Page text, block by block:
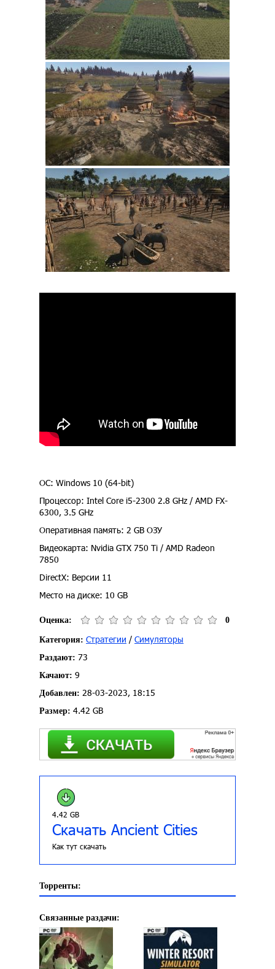
ОС: Windows 10 (64-bit)
Процессор: Intel Core i5-2300 2.8 GHz / AMD FX-
6300, 3.5 GHz
Оперативная память: 2 GB ОЗУ
Видеокарта: Nvidia GTX 750 Ti / AMD Radeon
7850
DirectX: Версии 11
Место на диске: 10 GB
Оценка: 0
Категория: Стратегии / Симуляторы
Раздают: 73
Качают: 9
Добавлен: 28-03-2023, 18:15
Размер: 4.42 GB
4.42 GB
Скачать Ancient Cities
Как тут скачать
Торренты:
Связанные раздачи: